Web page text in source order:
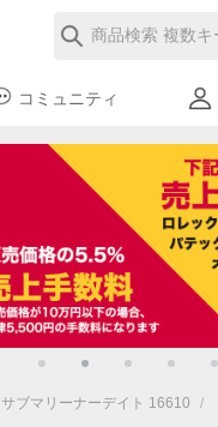
コミュニティ
サブマリーナーデイト 16610 /